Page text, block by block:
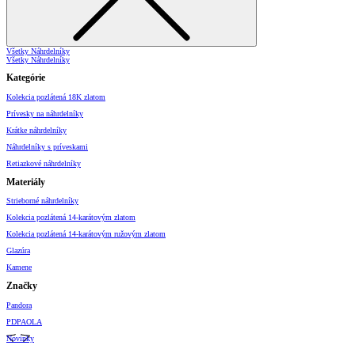
Všetky Náhrdelníky
Všetky Náhrdelníky
Kategórie
Kolekcia pozlátená 18K zlatom
Prívesky na náhrdelníky
Krátke náhrdelníky
Náhrdelníky s príveskami
Retiazkové náhrdelníky
Materiály
Strieborné náhrdelníky
Kolekcia pozlátená 14-karátovým zlatom
Kolekcia pozlátená 14-karátovým ružovým zlatom
Glazúra
Kamene
Značky
Pandora
PDPAOLA
Novinky